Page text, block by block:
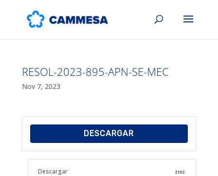
RESOL-2023-895-APN-SE-MEC
Nov 7, 2023
DESCARGAR
Descargar 2102